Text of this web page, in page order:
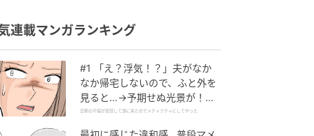
連載マンガランキング
#1 「え？浮気！？」夫がなか
なか帰宅しないので、ふと外を
見ると…→予期せぬ光景が！｜
旦那の不倫が発覚して頭に来た
旦那の不倫が発覚して頭に来たのでメチャクチャにしてやった